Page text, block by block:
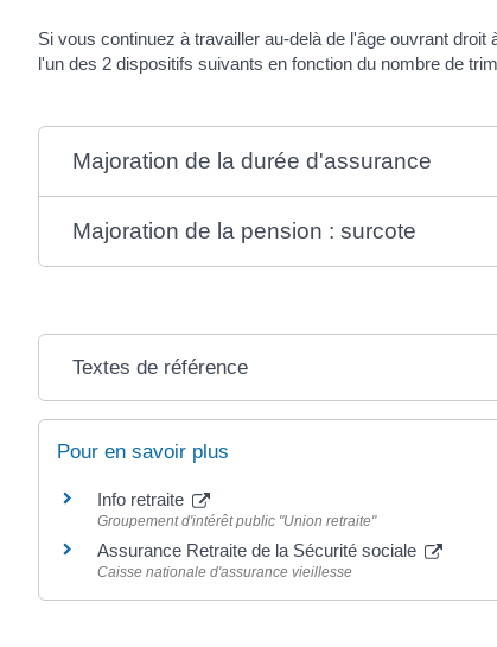
Si vous continuez à travailler au-delà de l'âge ouvrant droit
l'un des 2 dispositifs suivants en fonction du nombre de
Majoration de la durée d'assurance
Majoration de la pension : surcote
Textes de référence
Pour en savoir plus
Info retraite
Groupement d'intérêt public "Union retraite"
Assurance Retraite de la Sécurité sociale
Caisse nationale d'assurance vieillesse